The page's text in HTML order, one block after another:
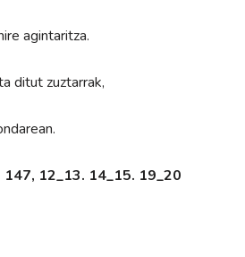
agintaritza.
ditut zuztarrak,
12_13. 14_15. 19_20